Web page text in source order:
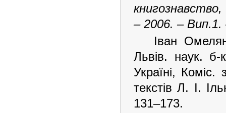
книгознавство,
– 2006. –
Іван
Львів. наук.
Україні, Коміс.
текстів Л. І.
131–173.